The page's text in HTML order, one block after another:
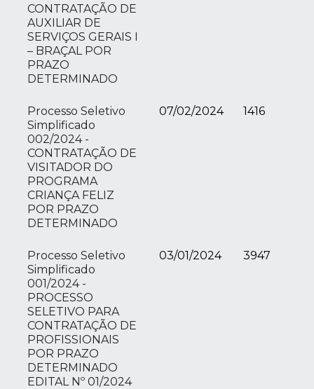
CONTRATAÇÃO DE
AUXILIAR DE
SERVIÇOS GERAIS I
– BRAÇAL POR
PRAZO
DETERMINADO
Processo Seletivo
Simplificado
002/2024 -
CONTRATAÇÃO DE
VISITADOR DO
PROGRAMA
CRIANÇA FELIZ
POR PRAZO
DETERMINADO
07/02/2024 1416
Processo Seletivo
Simplificado
001/2024 -
PROCESSO
SELETIVO PARA
CONTRATAÇÃO DE
PROFISSIONAIS
POR PRAZO
DETERMINADO
EDITAL Nº 01/2024
03/01/2024 3947